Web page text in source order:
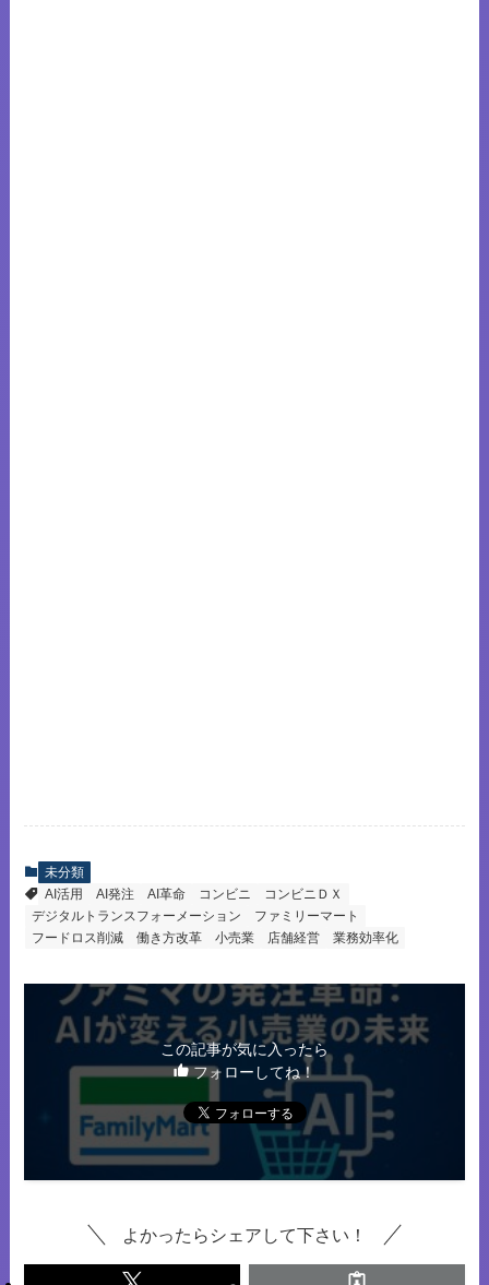
未分類
AI活用
AI発注 AI革命 コンビニ
コンビニＤＸ
デジタルトランスフォーメーション
ファミリーマート
フードロス削減
働き方改革 小売業 店舗経営 業務効率化
この記事が気に入ったら
フォローしてね！
よかったらシェアして下さい！